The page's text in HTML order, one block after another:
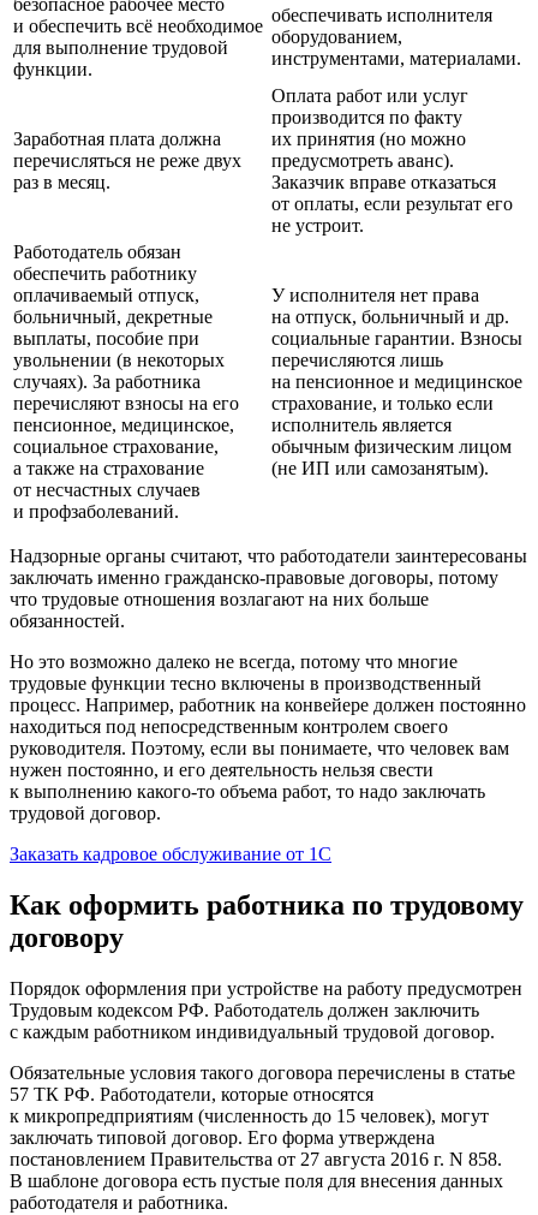
безопасное рабочее место
и обеспечить всё необходимое
для выполнение трудовой
функции.
обеспечивать исполнителя
оборудованием,
инструментами, материалами.
Заработная плата должна
перечисляться не реже двух
раз в месяц.
Оплата работ или услуг
производится по факту
их принятия (но можно
предусмотреть аванс).
Заказчик вправе отказаться
от оплаты, если результат его
не устроит.
Работодатель обязан
обеспечить работнику
оплачиваемый отпуск,
больничный, декретные
выплаты, пособие при
увольнении (в некоторых
случаях). За работника
перечисляют взносы на его
пенсионное, медицинское,
социальное страхование,
а также на страхование
от несчастных случаев
и профзаболеваний.
У исполнителя нет права
на отпуск, больничный и др.
социальные гарантии. Взносы
перечисляются лишь
на пенсионное и медицинское
страхование, и только если
исполнитель является
обычным физическим лицом
(не ИП или самозанятым).
Надзорные органы считают, что работодатели заинтересованы
заключать именно гражданско-правовые договоры, потому
что трудовые отношения возлагают на них больше
обязанностей.
Но это возможно далеко не всегда, потому что многие
трудовые функции тесно включены в производственный
процесс. Например, работник на конвейере должен постоянно
находиться под непосредственным контролем своего
руководителя. Поэтому, если вы понимаете, что человек вам
нужен постоянно, и его деятельность нельзя свести
к выполнению какого-то объема работ, то надо заключать
трудовой договор.
Заказать кадровое обслуживание от 1С
Как оформить работника по трудовому
договору
Порядок оформления при устройстве на работу предусмотрен
Трудовым кодексом РФ. Работодатель должен заключить
с каждым работником индивидуальный трудовой договор.
Обязательные условия такого договора перечислены в статье
57 ТК РФ. Работодатели, которые относятся
к микропредприятиям (численность до 15 человек), могут
заключать типовой договор. Его форма утверждена
постановлением Правительства от 27 августа 2016 г. N 858.
В шаблоне договора есть пустые поля для внесения данных
работодателя и работника.